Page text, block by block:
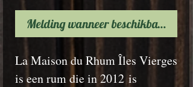
Melding wanneer beschikbaar
La Maison du Rhum Îles Vierges
is een rum die in 2012 is